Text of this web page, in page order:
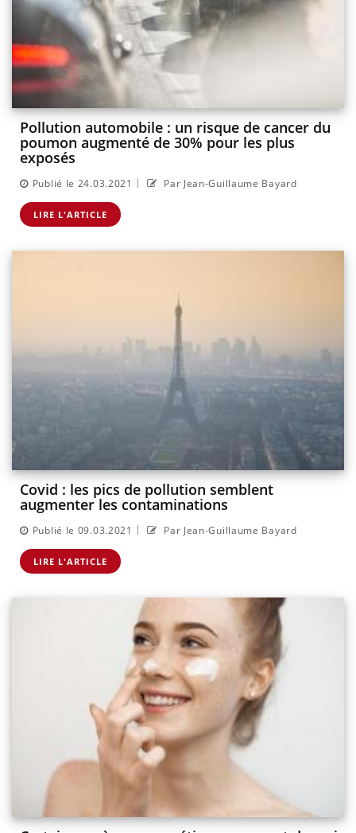
Pollution automobile : un risque de cancer du
poumon augmenté de 30% pour les plus
exposés
Publié le 24.03.2021 | Par Jean-Guillaume Bayard
LIRE L'ARTICLE
Covid : les pics de pollution semblent
augmenter les contaminations
Publié le 09.03.2021 | Par Jean-Guillaume Bayard
LIRE L'ARTICLE